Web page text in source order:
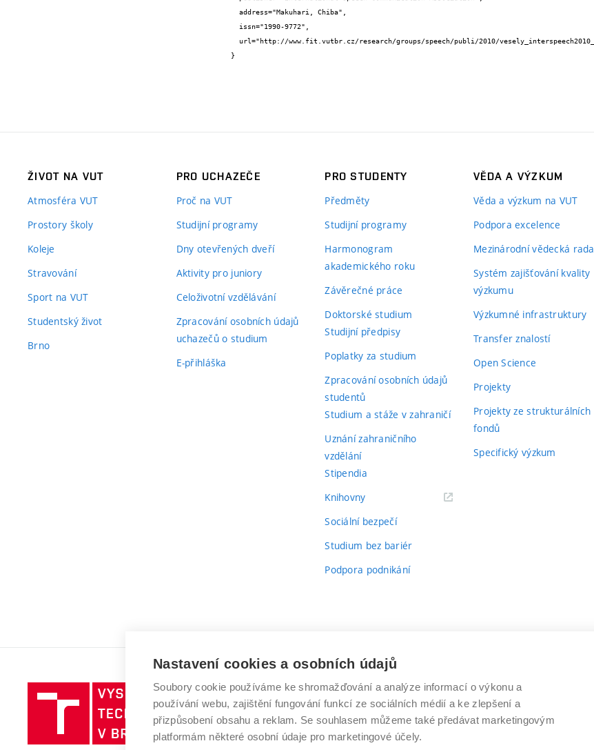
}
ŽIVOT NA VUT
Atmosféra VUT
Prostory školy
Koleje
Stravování
Sport na VUT
Studentský život
Brno
PRO UCHAZEČE
Proč na VUT
Studijní programy
Dny otevřených dveří
Aktivity pro juniory
Celoživotní vzdělávání
Zpracování osobních údajů
uchazečů o studium
E-přihláška
PRO STUDENTY
Předměty
Studijní programy
Harmonogram
akademického roku
Závěrečné práce
Doktorské studium
Studijní předpisy
Poplatky za studium
Zpracování osobních údajů
studentů
Studium a stáže v zahraničí
Uznání zahraničního
vzdělání
Stipendia
Knihovny(externí
Sociální bezpečí
Studium bez bariér
Podpora podnikání
VĚDA A VÝZKUM
Věda a výzkum na VUT
Podpora excelence
Mezinárodní vědecká rada
Systém zajišťování kvality
výzkumu
Výzkumné infrastruktury
Transfer znalostí
Open Science
Projekty
Projekty ze strukturálních
fondů
Specifický výzkum
Vysoké
učení
technické
v
VYSOKÉ UČENÍ TECHNICKÉ V BRNĚ
Antonínská 548/1
602 00 Brno
www.vut.cz
Nastavení cookies a osobních údajů
Soubory cookie používáme ke shromažďování a analýze informací o výkonu a
používání webu, zajištění fungování funkcí ze sociálních médií a ke zlepšení a
přizpůsobení obsahu a reklam. Se souhlasem můžeme také předávat marketingovým
platformám některé osobní údaje pro marketingové účely.